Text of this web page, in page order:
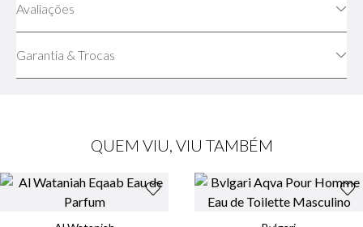
Avaliações
Garantia & Trocas
QUEM VIU, VIU TAMBÉM